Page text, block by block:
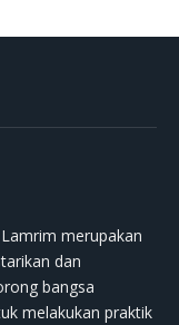
merupakan
dan
bangsa
melakukan praktik